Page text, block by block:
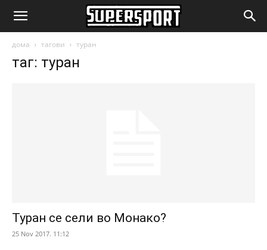
SuperSport.mk
дома тагови туран
таг: туран
Туран се сели во Монако?
25 Nov 2017. 11:12